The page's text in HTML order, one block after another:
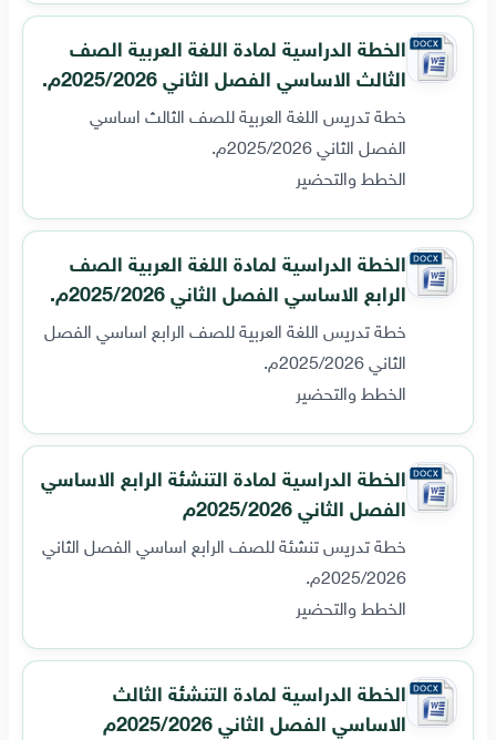
الخطة الدراسية لمادة اللغة العربية الصف
الثالث الاساسي الفصل الثاني 2025/2026م.
خطة تدريس اللغة العربية للصف الثالث اساسي
الفصل الثاني 2025/2026م.
الخطط والتحضير
الخطة الدراسية لمادة اللغة العربية الصف
الرابع الاساسي الفصل الثاني 2025/2026م.
خطة تدريس اللغة العربية للصف الرابع اساسي الفصل
الثاني 2025/2026م.
الخطط والتحضير
الخطة الدراسية لمادة التنشئة الرابع الاساسي
الفصل الثاني 2025/2026م
خطة تدريس تنشئة للصف الرابع اساسي الفصل الثاني
2025/2026م.
الخطط والتحضير
الخطة الدراسية لمادة التنشئة الثالث
الاساسي الفصل الثاني 2025/2026م